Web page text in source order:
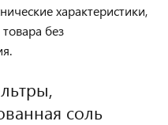
характеристики,
без
соль